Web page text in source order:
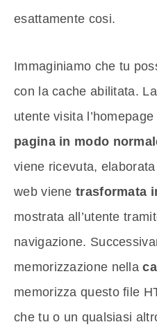
esattamente cosi.
Immaginiamo che tu
con la cache abilitata.
utente visita
pagina in modo
viene ricevuta,
web viene trasformata
mostrata all’utente
navigazione.
memorizzazione nella
memorizza questo file
che tu o un qualsiasi